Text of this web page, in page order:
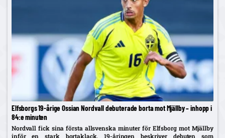
Elfsborgs 19-årige Ossian Nordvall debuterade borta mot Mjällby – inhopp i
84:e minuten
Nordvall fick sina första allsvenska minuter för Elfsborg mot Mjällby
inför en stark bortaklack. 19-åringen beskriver debuten som